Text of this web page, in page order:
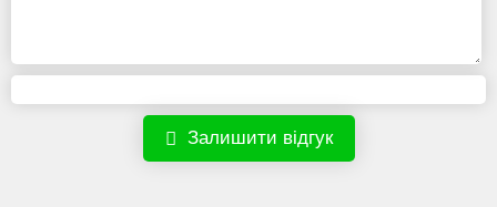
Залишити відгук